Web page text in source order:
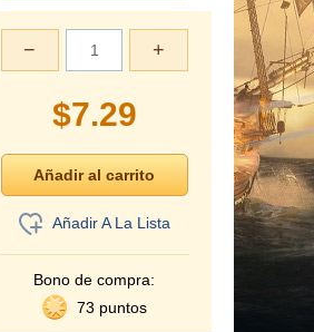
+
−
$7.29
Añadir A La Lista
Bono de compra:
73 puntos